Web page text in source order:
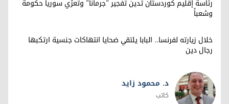
رئاسة إقليم كوردستان تدين تفجير "جرمانا" وتعزّي سوريا حكومةً
وشعباً
خلال زيارته لفرنسا.. البابا يلتقي ضحايا انتهاكات جنسية ارتكبها
رجال دين
د. محمود زايد
كاتب